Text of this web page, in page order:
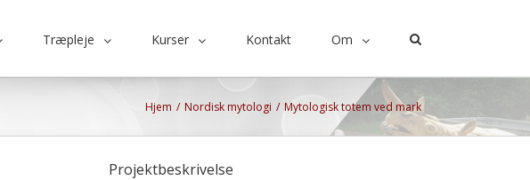
Træpleje Kurser Kontakt Om
Hjem / Nordisk mytologi / Mytologisk totem ved mark
Projektbeskrivelse